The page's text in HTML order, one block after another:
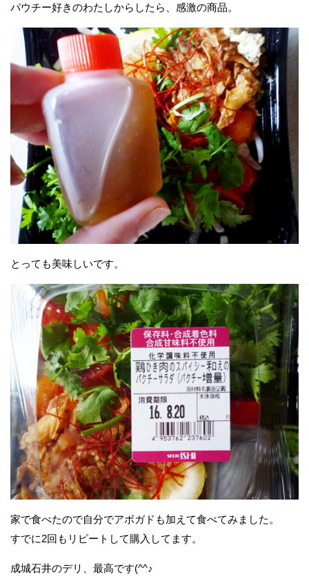
パウチー好きのわたしからしたら、感激の商品。
とっても美味しいです。
家で食べたので自分でアボガドも加えて食べてみました。
すでに2回もリピートして購入してます。
成城石井のデリ、最高です(^^♪